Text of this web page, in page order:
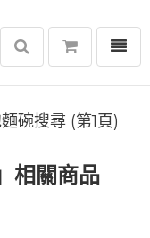
選單
碗搜尋 (第1頁)
相關商品